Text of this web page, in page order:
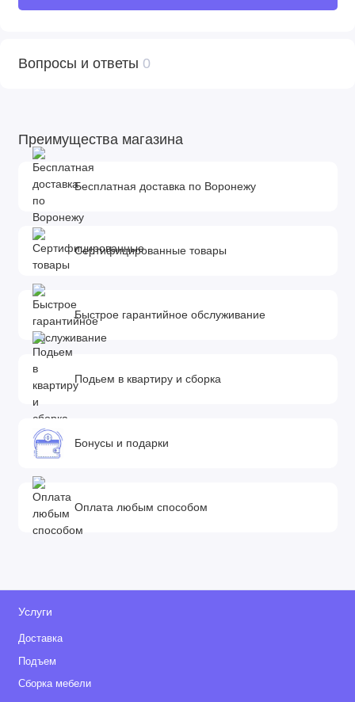
*Важная информация!
предварительного уведомления покупателя вносить
Вопросы и ответы 0
Преимущества магазина
Бесплатная доставка по Воронежу
Сертифицированные товары
Быстрое гарантийное обслуживание
Подьем в квартиру и сборка
Бонусы и подарки
Оплата любым способом
Услуги
Доставка
Подъем
Сборка мебели